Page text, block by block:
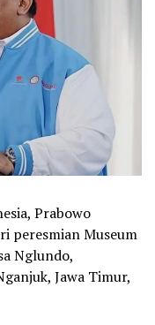
Prabowo
peresmian Museum
Nglundo,
Jawa Timur,